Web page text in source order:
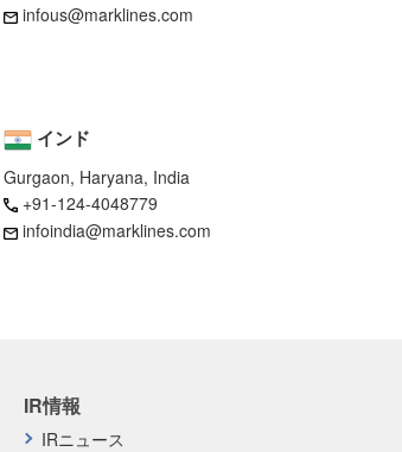
infous@marklines.com
インド
Gurgaon, Haryana, India
+91-124-4048779
infoindia@marklines.com
IR情報
IRニュース